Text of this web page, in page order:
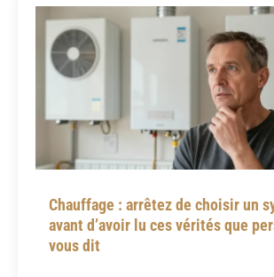
Chauffage : arrêtez de choisir un
avant d’avoir lu ces vérités que
vous dit